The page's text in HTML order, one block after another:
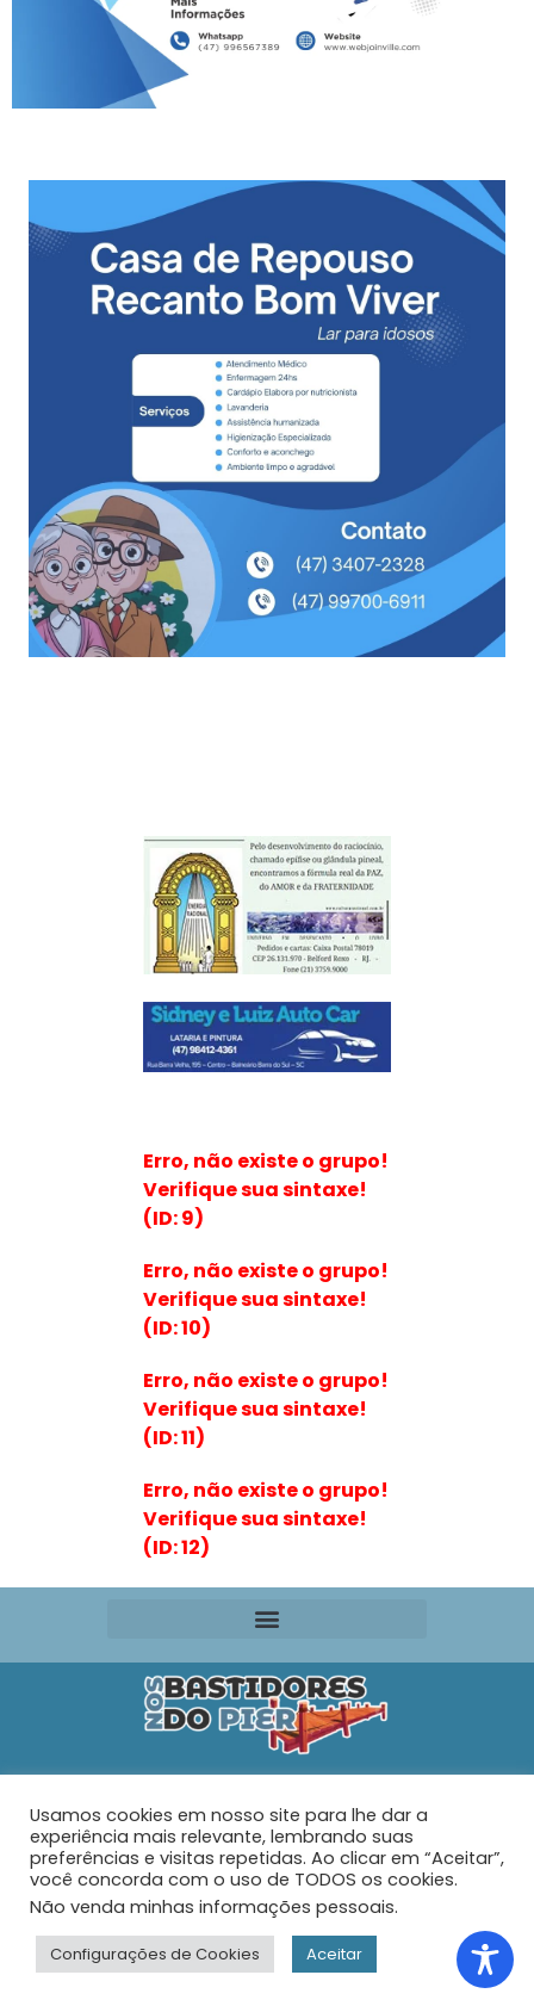
Erro, não existe o grupo!
Verifique sua sintaxe!
(ID: 9)
Erro, não existe o grupo!
Verifique sua sintaxe!
(ID: 10)
Erro, não existe o grupo!
Verifique sua sintaxe!
(ID: 11)
Erro, não existe o grupo!
Verifique sua sintaxe!
(ID: 12)
Rua Maria de Souza Santos Nº 159 – AP 401 –
Tabuleiro – Barra Velha – SC
© 2026 - Nos Bastidores do Pier - Todos os direitos
reservados.
Desenvolvido com muito ♥ por
Web Joinville Agência Digital
Usamos cookies em nosso site para lhe dar a
experiência mais relevante, lembrando suas
preferências e visitas repetidas. Ao clicar em “Aceitar”,
você concorda com o uso de TODOS os cookies.
Não venda minhas informações pessoais.
Configurações de Cookies Aceitar